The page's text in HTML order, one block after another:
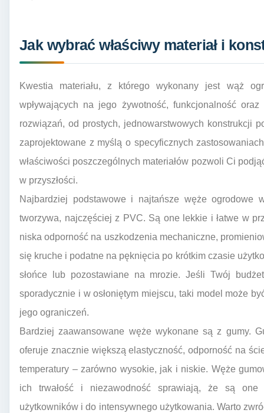
Jak wybrać właściwy materiał i
Kwestia materiału, z którego wykonany jest wąż
wpływających na jego żywotność, funkcjonalność
rozwiązań, od prostych, jednowarstwowych konstrukcji
zaprojektowane z myślą o specyficznych
właściwości poszczególnych materiałów pozwoli Ci
w przyszłości.
Najbardziej podstawowe i najtańsze węże ogrodowe
tworzywa, najczęściej z PVC. Są one lekkie i łatwe w
niska odporność na uszkodzenia mechaniczne,
się kruche i podatne na pęknięcia po krótkim czasie
słońce lub pozostawiane na mrozie. Jeśli Twój
sporadycznie i w osłoniętym miejscu, taki model może
jego ograniczeń.
Bardziej zaawansowane węże wykonane są z gumy.
oferuje znacznie większą elastyczność, odporność na
temperatury – zarówno wysokie, jak i niskie. Węże
ich trwałość i niezawodność sprawiają, że są one
użytkowników i do intensywnego użytkowania. Warto